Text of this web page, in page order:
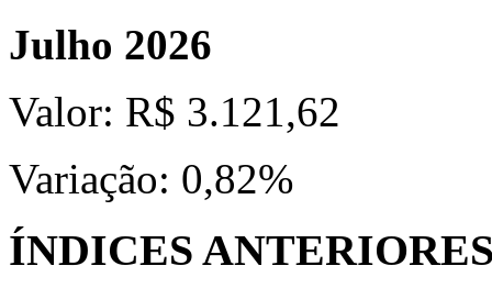
Julho 2026
Valor: R$ 3.121,62
Variação: 0,82%
ÍNDICES